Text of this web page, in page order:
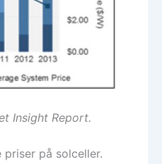
Insight Report.
på solceller.